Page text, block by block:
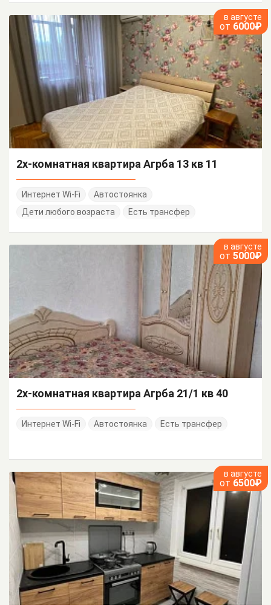
в августе
от 6000₽
2х-комнатная квартира Агрба 13 кв 11
Интернет Wi-Fi
Автостоянка
Дети любого возраста
Есть трансфер
в августе
от 5000₽
2х-комнатная квартира Агрба 21/1 кв 40
Интернет Wi-Fi Автостоянка Есть трансфер
в августе
от 6500₽